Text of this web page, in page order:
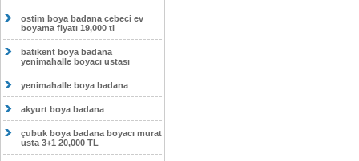
ostim boya badana cebeci ev
boyama fiyatı 19,000 tl
batıkent boya badana
yenimahalle boyacı ustası
yenimahalle boya badana
akyurt boya badana
çubuk boya badana boyacı murat
usta 3+1 20,000 TL